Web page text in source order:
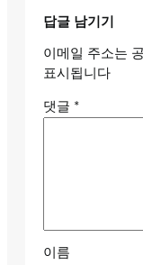
답글 남기기
이메일 주소는
표시됩니다
댓글 *
이름